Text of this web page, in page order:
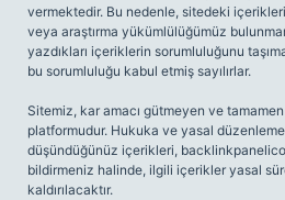
vermektedir. Bu nedenle, sitedeki
veya araştırma yükümlülüğümüz
yazdıkları içeriklerin sorumluluğunu
bu sorumluluğu kabul etmiş sayılırlar.
Sitemiz, kar amacı gütmeyen ve
platformudur. Hukuka ve yasal
düşündüğünüz içerikleri,
bildirmeniz halinde, ilgili içerikler yasal
kaldırılacaktır.